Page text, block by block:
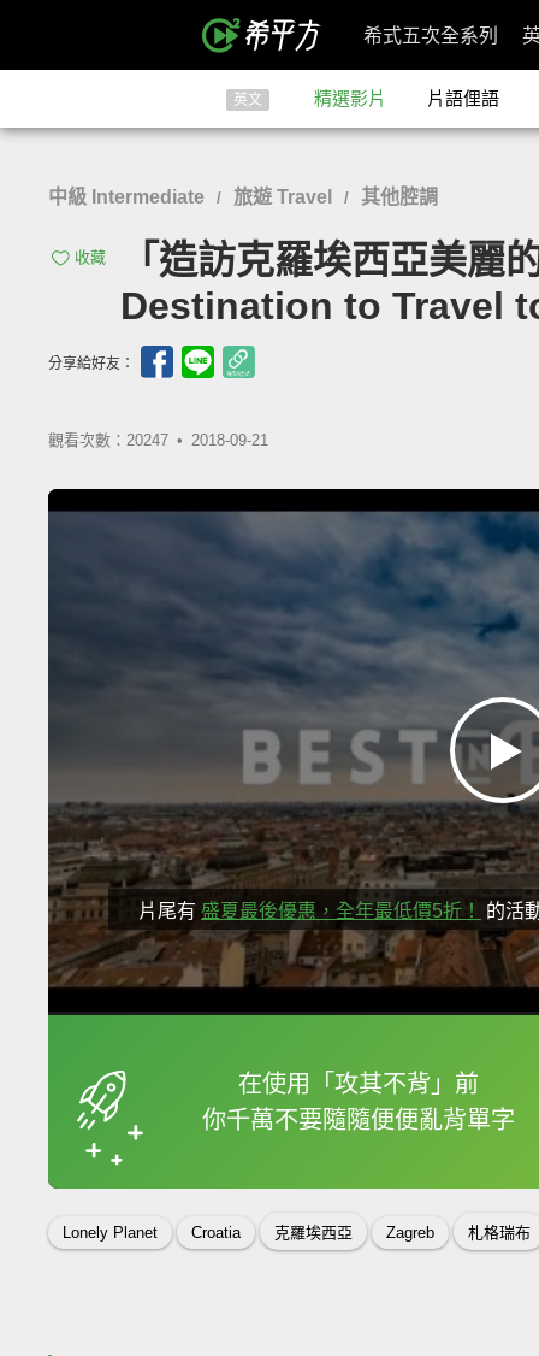
希式五次全系列
英文 精選影片 片語俚語
中級 Intermediate / 旅遊 Travel / 其他腔調
收藏
「造訪克羅埃西亞美
Destination to Travel
分享給好友：
觀看次數：20247 • 2018-09-21
片尾有 盛夏最後優惠，全年最低價5折！ 的活
在使用「攻其不背」前
你千萬不要隨隨便便亂背單字
框選或點兩下字幕可
Lonely Planet Croatia 克羅埃西亞 Zagreb 札格瑞布